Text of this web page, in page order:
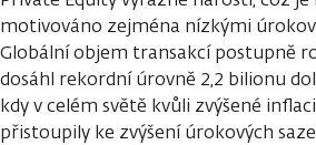
motivováno zejména nízkými
Globální objem transakcí postupně
dosáhl rekordní úrovně 2,2 bilionu
kdy v celém světě kvůli zvýšené
přistoupily ke zvýšení úrokových